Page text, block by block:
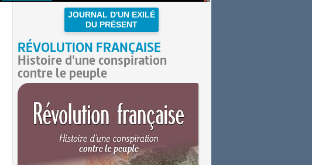
JOURNAL D'UN EXILÉ
DU PRÉSENT
RÉVOLUTION FRANÇAISE
Histoire d'une conspiration
contre le peuple